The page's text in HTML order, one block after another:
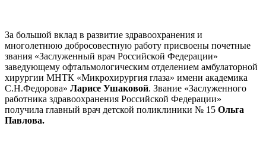
За большой вклад в развитие здравоохранения и
многолетнюю добросовестную работу присвоены почетные
звания «Заслуженный врач Российской Федерации»
заведующему офтальмологическим отделением амбулаторной
хирургии МНТК «Микрохирургия глаза» имени академика
С.Н.Федорова» Ларисе Ушаковой. Звание «Заслуженного
работника здравоохранения Российской Федерации»
получила главный врач детской поликлиники № 15 Ольга
Павлова.